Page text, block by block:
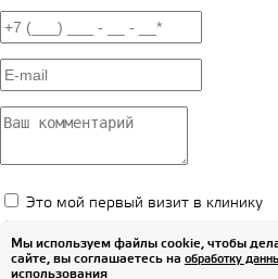
Это мой первый визит в клинику
сайта, ознакомлен(-на) с Политикой
Мы используем файлы cookie, чтобы
сайте, вы соглашаетесь на обработку
использования